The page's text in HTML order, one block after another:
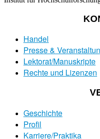
Handel
Presse &
Lektorat/Manuskripte
Rechte und Lizenzen
Geschichte
Profil
Karriere/Praktika